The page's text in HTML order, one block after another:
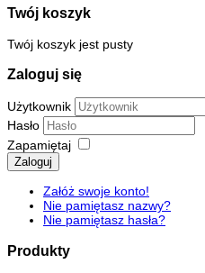
Twój koszyk
Twój koszyk jest pusty
Zaloguj się
Użytkownik
Hasło
Zapamiętaj
Zaloguj
Załóż swoje konto!
Nie pamiętasz nazwy?
Nie pamiętasz hasła?
Produkty